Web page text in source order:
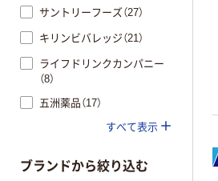
サントリーフーズ（27）
キリンビバレッジ（21）
ライフドリンクカンパニー
（8）
五洲薬品（17）
すべて表示
ブランドから絞り込む